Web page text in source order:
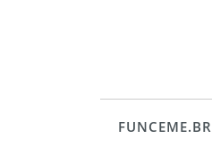
FUNCEME.BR